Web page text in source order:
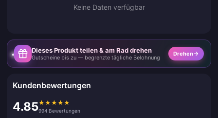
Keine Daten verfügbar
Dieses Produkt teilen & am Rad drehen
Gutscheine bis zu — begrenzte tägliche Belohnung
Drehen
Kundenbewertungen
4.85★ ★ ★ ★ ★
994 Bewertungen